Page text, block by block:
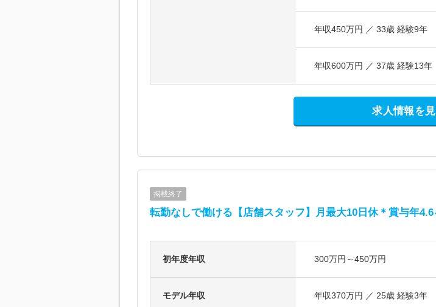
年収450万円 ／ 33歳 経験9年
年収600万円 ／ 37歳 経験13年
求人情報を
掲載終了
転勤なしで働ける【店舗スタッフ】月最大10日休＊賞与年4.6
初年度年収 300万円～450万円
モデル年収 年収370万円 ／ 25歳 経験3年